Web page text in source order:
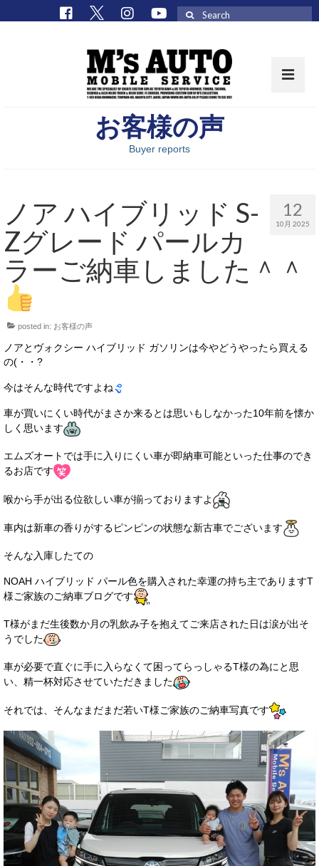
取扱車種一覧
M’sCollectionパーツ一覧
エムズオート
M’sCollection
サービス・保証
店舗情報
店舗情報
会社概要
トップメッセージ
スタッフ紹介
ブログ
ニュース
スタッフブログ
お問い合わせ
メールフォーム
電話はこちら
お客様の声
Buyer reports
12
10月 2025
ノア ハイブリッド S-
Zグレード パールカ
ラーご納車しました＾＾
posted in: お客様の声
ノアとヴォクシー ハイブリッド ガソリンは今やどうやったら買える
の(・・?
今はそんな時代ですよね
車が買いにくい時代がまさか来るとは思いもしなかった10年前を懐か
しく思います
エムズオートでは手に入りにくい車が即納車可能といった仕事のでき
るお店です
喉から手が出る位欲しい車が揃っておりますよ
車内は新車の香りがするピンピンの状態な新古車でございます
そんな入庫したての
NOAH ハイブリッド パール色を購入された幸運の持ち主でありますT
様ご家族のご納車ブログです
T様がまだ生後数か月の乳飲み子を抱えてご来店された日は涙が出そ
うでした
車が必要で直ぐに手に入らなくて困ってらっしゃるT様の為にと思
い、精一杯対応させていただきました
それでは、そんなまだまだ若いT様ご家族のご納車写真です